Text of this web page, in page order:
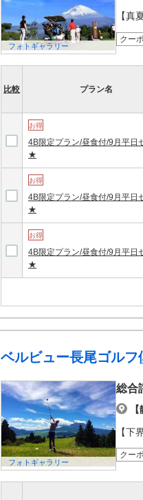
フォトギャラリー
【真
クー
比較 プラン名
お得
4B限定プラン/昼食付/9月平日
★
お得
4B限定プラン/昼食付/9月平日
★
お得
4B限定プラン/昼食付/9月平日
★
ベルビュー長尾ゴルフ
フォトギャラリー
総合
【下
クー